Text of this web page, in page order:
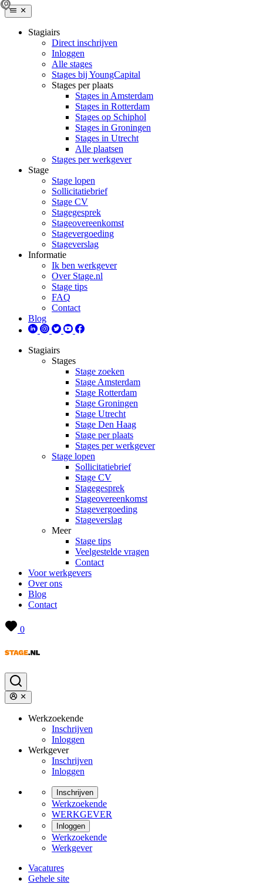
Stagiairs
Direct inschrijven
Inloggen
Alle stages
Stages bij YoungCapital
Stages per plaats
Stages in Amsterdam
Stages in Rotterdam
Stages op Schiphol
Stages in Groningen
Stages in Utrecht
Alle plaatsen
Stages per werkgever
Stage
Stage lopen
Sollicitatiebrief
Stage CV
Stagegesprek
Stageovereenkomst
Stagevergoeding
Stageverslag
Informatie
Ik ben werkgever
Over Stage.nl
Stage tips
FAQ
Contact
Blog
Stagiairs
Stages
Stage zoeken
Stage Amsterdam
Stage Rotterdam
Stage Groningen
Stage Utrecht
Stage Den Haag
Stage per plaats
Stages per werkgever
Stage lopen
Sollicitatiebrief
Stage CV
Stagegesprek
Stageovereenkomst
Stagevergoeding
Stageverslag
Meer
Stage tips
Veelgestelde vragen
Contact
Voor werkgevers
Over ons
Blog
Contact
0
Werkzoekende
Inschrijven
Inloggen
Werkgever
Inschrijven
Inloggen
Inschrijven
Werkzoekende
WERKGEVER
Inloggen
Werkzoekende
Werkgever
Vacatures
Gehele site